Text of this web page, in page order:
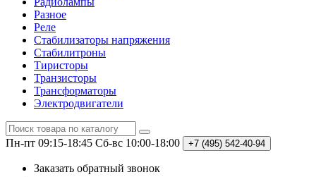
Разное
Реле
Стабилизаторы напряжения
Стабилитроны
Тиристоры
Транзисторы
Трансформаторы
Электродвигатели
Пн-пт 09:15-18:45 Сб-вс 10:00-18:00 +7 (495) 542-40-94
Заказать обратный звонок